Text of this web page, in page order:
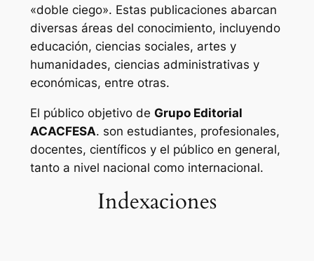
«doble ciego». Estas publicaciones abarcan
diversas áreas del conocimiento, incluyendo
educación, ciencias sociales, artes y
humanidades, ciencias administrativas y
económicas, entre otras.
El público objetivo de Grupo Editorial
ACACFESA. son estudiantes, profesionales,
docentes, científicos y el público en general,
tanto a nivel nacional como internacional.
Indexaciones